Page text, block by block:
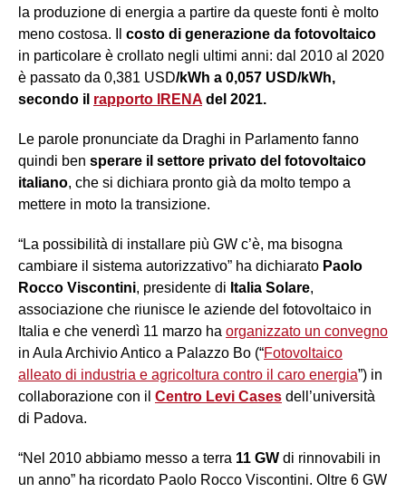
la produzione di energia a partire da queste fonti è molto
meno costosa. Il costo di generazione da fotovoltaico
in particolare è crollato negli ultimi anni: dal 2010 al 2020
è passato da 0,381 USD/kWh a 0,057 USD/kWh,
secondo il rapporto IRENA del 2021.
Le parole pronunciate da Draghi in Parlamento fanno
quindi ben sperare il settore privato del fotovoltaico
italiano, che si dichiara pronto già da molto tempo a
mettere in moto la transizione.
“La possibilità di installare più GW c’è, ma bisogna
cambiare il sistema autorizzativo” ha dichiarato Paolo
Rocco Viscontini, presidente di Italia Solare,
associazione che riunisce le aziende del fotovoltaico in
Italia e che venerdì 11 marzo ha organizzato un convegno
in Aula Archivio Antico a Palazzo Bo (“Fotovoltaico
alleato di industria e agricoltura contro il caro energia”) in
collaborazione con il Centro Levi Cases dell’università
di Padova.
“Nel 2010 abbiamo messo a terra 11 GW di rinnovabili in
un anno” ha ricordato Paolo Rocco Viscontini. Oltre 6 GW